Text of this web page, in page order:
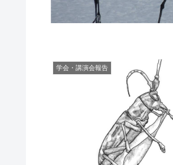
学会・講演会報告